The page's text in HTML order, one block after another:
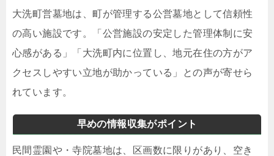
大洗町営墓地は、町が管理する公営墓地として信頼性
の高い施設です。「公営施設の安定した管理体制に安
心感がある」「大洗町内に位置し、地元在住の方がア
クセスしやすい立地が助かっている」との声が寄せら
れています。
早めの情報収集がポイント
民間霊園や・寺院墓地は、区画数に限りがあり、空き